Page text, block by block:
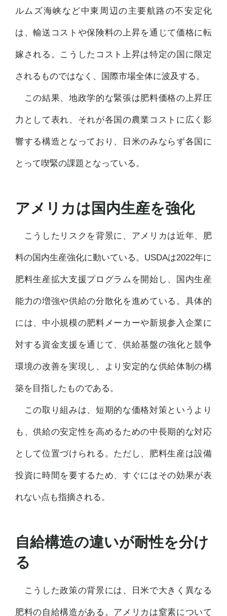
ルムズ海峡など中東周辺の主要航路の不安定化
は、輸送コストや保険料の上昇を通じて価格に転
嫁される。こうしたコスト上昇は特定の国に限定
されるものではなく、国際市場全体に波及する。
この結果、地政学的な緊張は肥料価格の上昇圧
力として表れ、それが各国の農業コストに広く影
響する構造となっており、日米のみならず各国に
とって喫緊の課題となっている。
アメリカは国内生産を強化
こうしたリスクを背景に、アメリカは近年、肥
料の国内生産強化に動いている。USDAは2022年に
肥料生産拡大支援プログラムを開始し、国内生産
能力の増強や供給の分散化を進めている。具体的
には、中小規模の肥料メーカーや新規参入企業に
対する資金支援を通じて、供給基盤の強化と競争
環境の改善を実現し、より安定的な供給体制の構
築を目指したものである。
この取り組みは、短期的な価格対策というより
も、供給の安定性を高めるための中長期的な対応
として位置づけられる。ただし、肥料生産は設備
投資に時間を要するため、すぐにはその効果が表
れない点も指摘される。
自給構造の違いが耐性を分け
る
こうした政策の背景には、日米で大きく異なる
肥料の自給構造がある。アメリカは窒素について